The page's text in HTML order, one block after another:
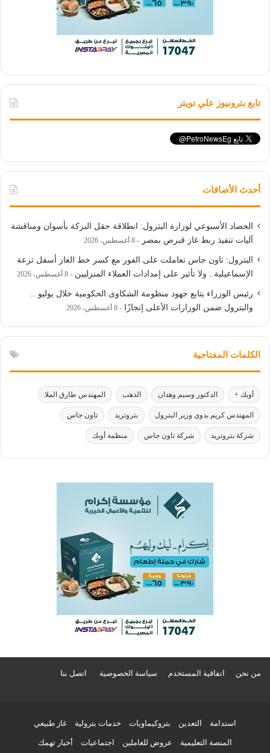
تابع بترونيوز علي تويتر
أحدث الأضافات
الحصاد الأسبوعي لوزارة البترول: انطلاقة حقل البركة بأسوان ومناقشة
آليات تنفيذ ربط غاز قبرص بمصر
8 أغسطس، 2026
البترول: تاون جاس تعاملت على الفور مع كسر خط الغاز أسفل ترعة
الإسماعيلية.. ولا تأثير على إمدادات العملاء المنزليين
8 أغسطس، 2026
رئيس الوزراء يتابع جهود منظومة الشكاوى الحكومية خلال يوليو ..
والبترول ضمن الوزارات الأعلى إنجازًا
8 أغسطس، 2026
الكلمات المفتاحية
أوبك + الدكتور وسيم وهدان الذهب المهندس طارق الملا
المهندس كريم بدوي وزير البترول بتروتريد تاون جاس
شركة بتروتريد شركة تاون جاس منظمة أوبك
من نحن اتفاقية المستخدم سياسة الخصوصية اتصل بنا
استدامة التعدين بتروكيماويات خدمات بترولية غاز طبيعي
المنصة التعليمية عروض للعاملين اجتماعيات أخبار تهمك